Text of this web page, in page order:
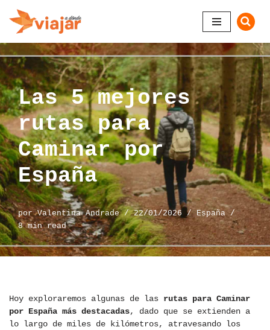
Saltar
al
contenido
Las 5 mejores
rutas para
Caminar por
España
porValentina Andrade 22/01/2026
España
8 min read
Hoy exploraremos algunas de las rutas para Caminar
por España más destacadas, dado que se extienden a
lo largo de miles de kilómetros, atravesando los